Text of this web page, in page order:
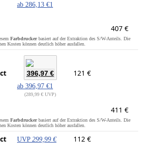
ab 286,13 €1
407 €
Farbdruckerbasiert auf der Extraktion des S/W-Anteils. Die
Kosten können deutlich höher ausfallen.
396,97 €
ab 396,97 €1
289,99 € UVP
121 €
411 €
Farbdruckerbasiert auf der Extraktion des S/W-Anteils. Die
Kosten können deutlich höher ausfallen.
UVP 299,99 € 112 €